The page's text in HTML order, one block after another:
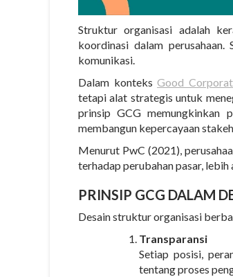
Struktur organisasi adalah
koordinasi dalam perusahaan.
komunikasi.
Dalam konteksGood
tetapialat strategis untuk
prinsip GCG memungkinkan
membangun kepercayaan
Menurut PwC (2021),
terhadap perubahan pasar,
PRINSIP GCG DALAM
Desain struktur organisasi
Transparansi
Setiap posisi,
tentang proses